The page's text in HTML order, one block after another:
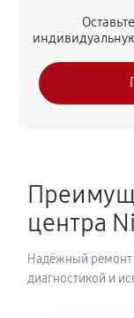
Чистка от
Замена модуля
NICR 525
720
Ремонт
Romatica NICR
центра
Надёжный ремонт
диагностикой и